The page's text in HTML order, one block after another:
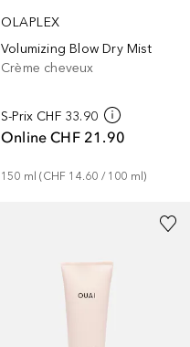
OLAPLEX
Volumizing Blow Dry Mist
Crème cheveux
S-Prix CHF 33.90
Online CHF 21.90
150 ml (CHF 14.60 / 100 ml)